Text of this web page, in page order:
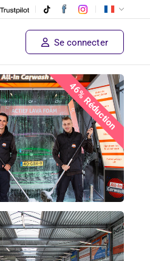
Se connecter
46% Réduction